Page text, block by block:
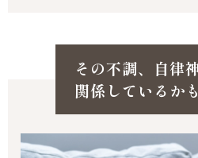
その不調、自律
関係しているか